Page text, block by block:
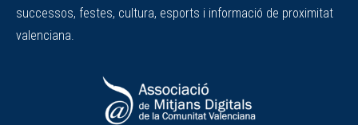
successos, festes, cultura, esports i informació de proximitat
valenciana.